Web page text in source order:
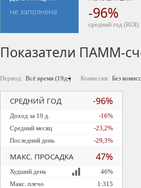
не заполнена -96%
средний год (ROI)
Показатели ПАММ-
Период: Комиссия:
СРЕДНИЙ ГОД -96%
Доход за 19 д.
-16%
Средний месяц
-23,2%
Последний день
-29,3%
МАКС. ПРОСАДКА 47%
Худший день
46%
Макс. плечо
1:315